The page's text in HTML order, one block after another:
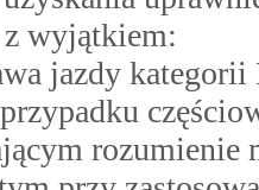
wyjątkiem:
jazdy
rozumienie